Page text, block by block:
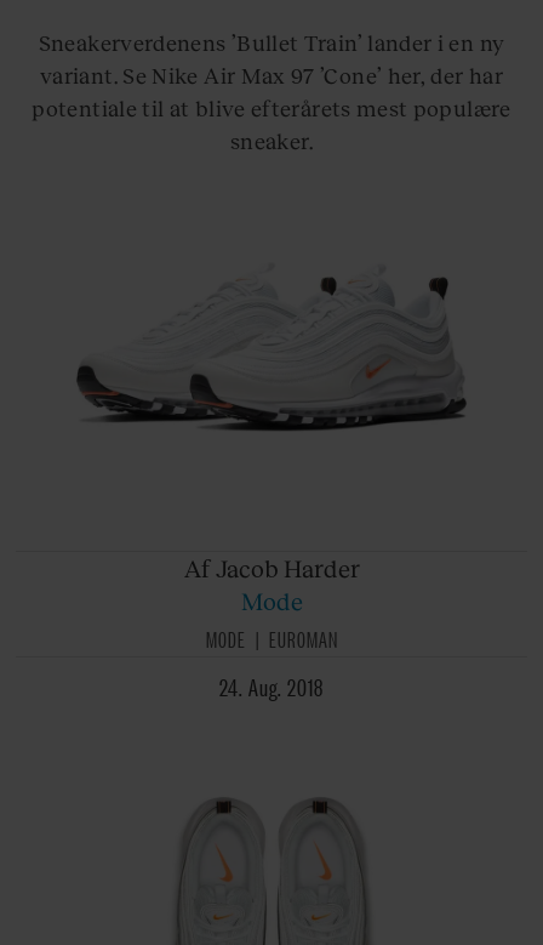
Sneakerverdenens ’Bullet Train’ lander i en ny
variant. Se Nike Air Max 97 ’Cone’ her, der har
potentiale til at blive efterårets mest populære
sneaker.
Af Jacob Harder
Mode
MODE
EUROMAN
24. Aug. 2018